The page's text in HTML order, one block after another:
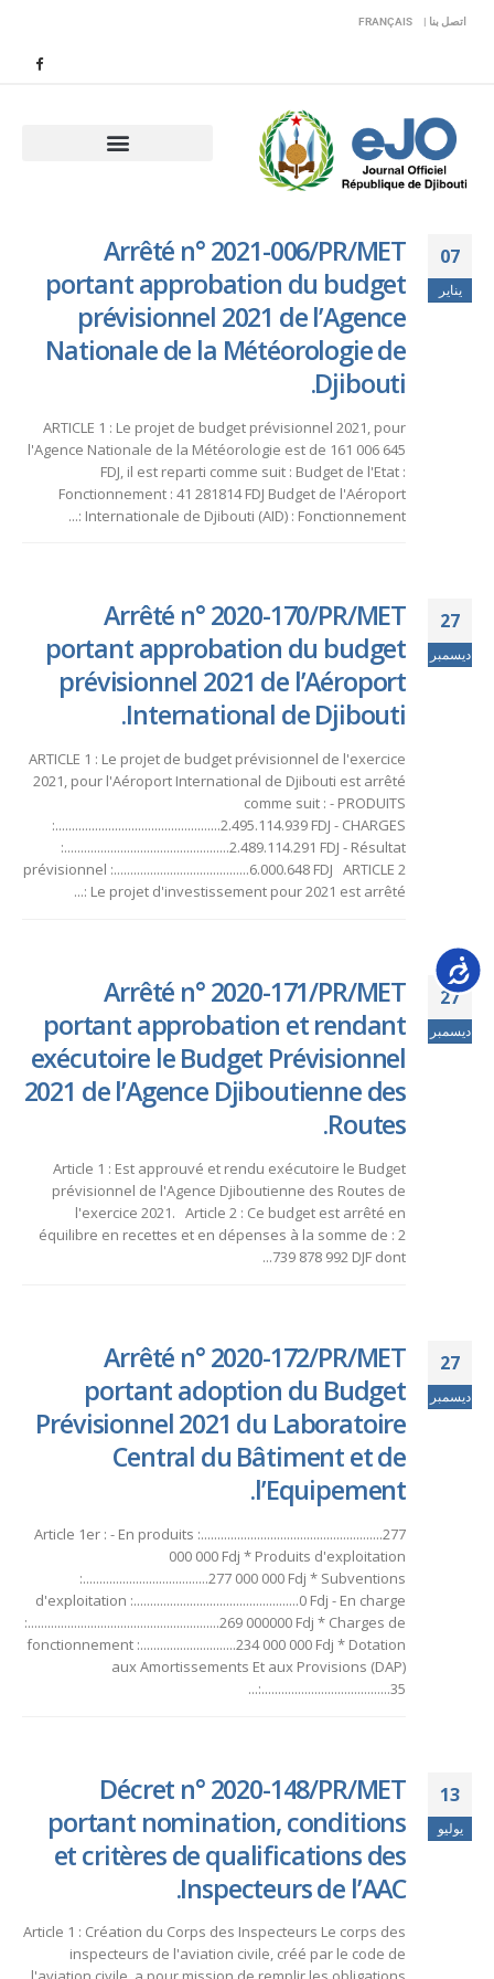
اتصل بنا | FRANÇAIS
07
يناير
Arrêté n° 2021-006/PR/MET
portant approbation du budget
prévisionnel 2021 de l’Agence
Nationale de la Météorologie de
Djibouti.
ARTICLE 1 : Le projet de budget prévisionnel 2021, pour
l'Agence Nationale de la Météorologie est de 161 006 645
FDJ, il est reparti comme suit : Budget de l'Etat :
Fonctionnement : 41 281814 FDJ Budget de l'Aéroport
Internationale de Djibouti (AID) : Fonctionnement :...
27
ديسمبر
Arrêté n° 2020-170/PR/MET
portant approbation du budget
prévisionnel 2021 de l’Aéroport
International de Djibouti.
ARTICLE 1 : Le projet de budget prévisionnel de l'exercice
2021, pour l'Aéroport International de Djibouti est arrêté
comme suit : - PRODUITS
:..................................................2.495.114.939 FDJ - CHARGES
:..................................................2.489.114.291 FDJ - Résultat
prévisionnel :.........................................6.000.648 FDJ ARTICLE 2
: Le projet d'investissement pour 2021 est arrêté...
27
ديسمبر
Arrêté n° 2020-171/PR/MET
portant approbation et rendant
exécutoire le Budget Prévisionnel
2021 de l’Agence Djiboutienne des
Routes.
Article 1 : Est approuvé et rendu exécutoire le Budget
prévisionnel de l'Agence Djiboutienne des Routes de
l'exercice 2021. Article 2 : Ce budget est arrêté en
équilibre en recettes et en dépenses à la somme de : 2
739 878 992 DJF dont...
27
ديسمبر
Arrêté n° 2020-172/PR/MET
portant adoption du Budget
Prévisionnel 2021 du Laboratoire
Central du Bâtiment et de
l’Equipement.
Article 1er : - En produits :.......................................................277
000 000 Fdj * Produits d'exploitation
:......................................277 000 000 Fdj * Subventions
d'exploitation :..................................................0 Fdj - En charge
:..........................................................269 000000 Fdj * Charges de
fonctionnement :.............................234 000 000 Fdj * Dotation
aux Amortissements Et aux Provisions (DAP)
:.......................................35...
13
يوليو
Décret n° 2020-148/PR/MET
portant nomination, conditions
et critères de qualifications des
Inspecteurs de l’AAC.
Article 1 : Création du Corps des Inspecteurs Le corps des
inspecteurs de l'aviation civile, créé par le code de